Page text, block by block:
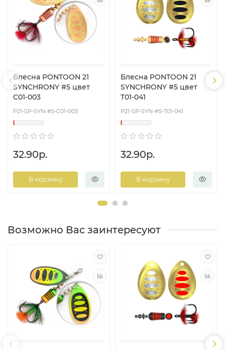
Блесна PONTOON 21
SYNCHRONY #5 цвет
C01-003
P21-SP-SYN-#5-C01-003
32.90р.
В корзину
Блесна PONTOON 21
SYNCHRONY #5 цвет
T01-041
P21-SP-SYN-#5-T01-041
32.90р.
В корзину
Возможно Вас заинтересуют